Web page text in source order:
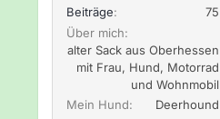
Beiträge
75
Über mich
alter Sack aus Oberhessen
mit Frau, Hund, Motorrad
und Wohnmobil
Mein Hund
Deerhound